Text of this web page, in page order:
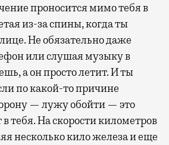
проносится мимо тебя в
из-за спины, когда ты
Не обязательно даже
или слушая музыку в
а он просто летит. И ты
по какой-то причине
— лужу обойти — это
в тебя. На скорости километров
несколько кило железа и еще